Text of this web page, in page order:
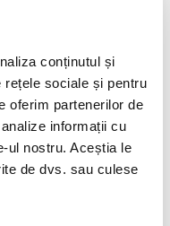
conținutul și
rețele sociale și pentru
oferim partenerilor de
informații cu
ul nostru. Aceștia le
de dvs. sau culese
cu cele 5 din
sub lumina alba.